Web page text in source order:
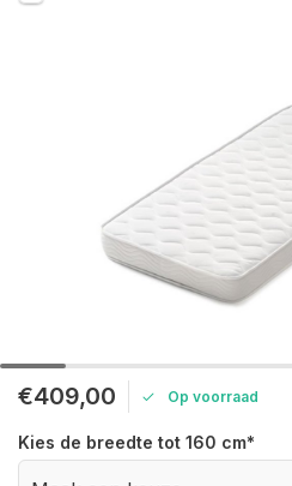
€409,00 Op voorraad
Kies de breedte tot 160 cm*